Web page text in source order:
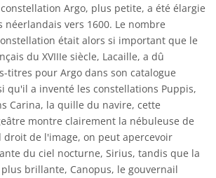
Argo, plus petite, a été élargie
néerlandais vers 1600. Le nombre
était alors si important que le
du XVIIIe siècle, Lacaille, a dû
titres pour Argo dans son catalogue
qu'il a inventé les constellations Puppis,
Carina, la quille du navire, cette
montre clairement la nébuleuse de
droit de l'image, on peut apercevoir
du ciel nocturne, Sirius, tandis que la
brillante, Canopus, le gouvernail